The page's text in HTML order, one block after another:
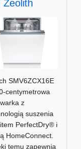
Zeolith
SMV6ZCX16E
centymetrowa
z
suszenia
PerfectDry® i
HomeConnect.
temu zapewnia